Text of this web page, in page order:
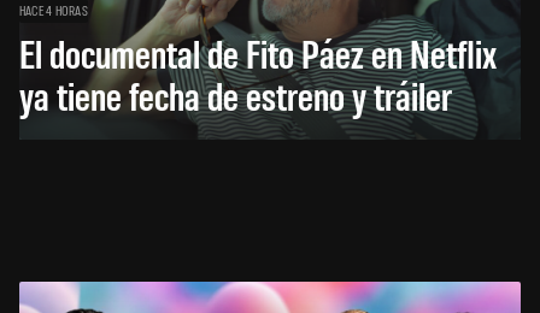
HACE 4 HORAS
El documental de Fito Páez en Netflix
ya tiene fecha de estreno y tráiler